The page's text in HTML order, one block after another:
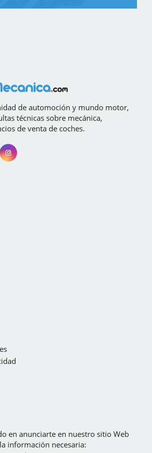
de automoción y mundo motor,
técnicas sobre mecánica,
de venta de coches.
en anunciarte en nuestro sitio Web
información necesaria: